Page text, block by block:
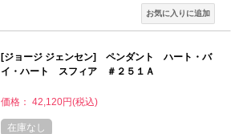
[ジョージ ジェンセン] ペンダント ハート・バ
イ・ハート スフィア ＃２５１Ａ
価格： 42,120円(税込)
在庫なし